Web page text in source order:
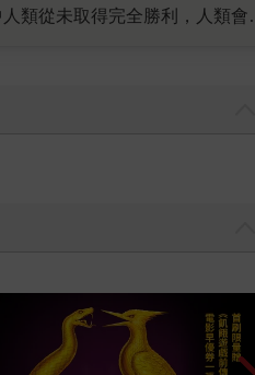
類從未取得完全勝利，人類會
對困境的反應：試圖生存，不
面對整個未知的宇宙。前面說
彿是對地球、對太陽系還有宇